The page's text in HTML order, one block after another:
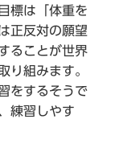
標は「体重を
正反対の願望
ることが世界
り組みます。
をするそうで
練習しやす